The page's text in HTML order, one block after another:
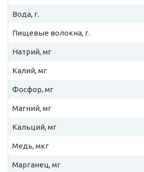
Вода, г.
Пищевые волокна, г.
Натрий, мг
Калий, мг
Фосфор, мг
Магний, мг
Кальций, мг
Медь, мкг
Марганец, мг